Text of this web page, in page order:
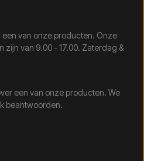
een van onze producten. Onze
zijn van 9.00 - 17.00. Zaterdag &
een van onze producten. We
beantwoorden.